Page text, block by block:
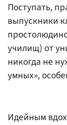
Поступать,
выпускники
училищ) от
никогда не
умных»,
Идейным